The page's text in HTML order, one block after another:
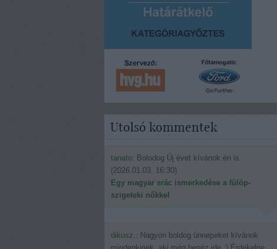
Utolsó kommentek
tanato: Bolodog Új évet kívánok én is.
(2026.01.03. 16:30)
Egy magyar srác ismerkedése a fülöp-
szigeteki nőkkel
dikusz.: Nagyon boldog ünnepeket kívánok